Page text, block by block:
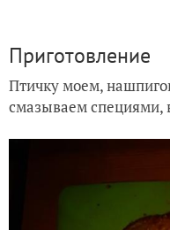
Приготовление
Птичку моем,
смазываем специями,